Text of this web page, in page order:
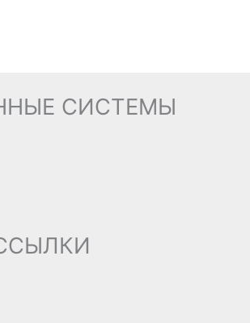
СИСТЕМЫ